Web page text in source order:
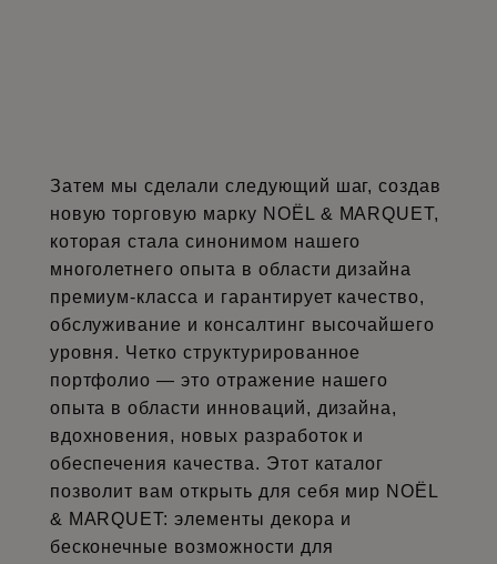
Затем мы сделали следующий шаг, создав
новую торговую марку NOËL & MARQUET,
которая стала синонимом нашего
многолетнего опыта в области дизайна
премиум-класса и гарантирует качество,
обслуживание и консалтинг высочайшего
уровня. Четко структурированное
портфолио — это отражение нашего
опыта в области инноваций, дизайна,
вдохновения, новых разработок и
обеспечения качества. Этот каталог
позволит вам открыть для себя мир NOËL
& MARQUET: элементы декора и
бесконечные возможности для